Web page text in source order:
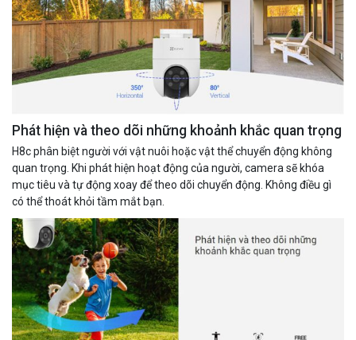
Phát hiện và theo dõi những khoảnh khắc quan trọng
H8c phân biệt người với vật nuôi hoặc vật thể chuyển động không
quan trọng. Khi phát hiện hoạt động của người, camera sẽ khóa
mục tiêu và tự động xoay để theo dõi chuyển động. Không điều gì
có thể thoát khỏi tầm mắt bạn.
Đèn năng lượng mặt trời tích hợp camera quan sát Akiko
SSO100C
Liên hệ
MUA NGAY